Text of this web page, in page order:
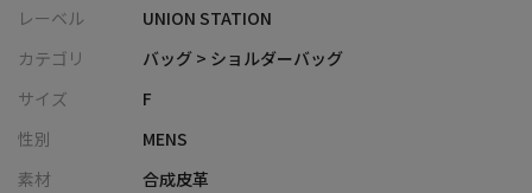
PRO-SPERITY( プロスペリティ ) を素材別注。
サフィーアーノ素材とスムース素材の切り替えバッグ。
小ぶりな見た目以上の収納力を実現しました。
【Prosperity/プロスペリティ】
レーベル
UNION STATION
カテゴリ
バッグ > ショルダーバッグ
サイズ
F
性別
MENS
素材
合成皮革